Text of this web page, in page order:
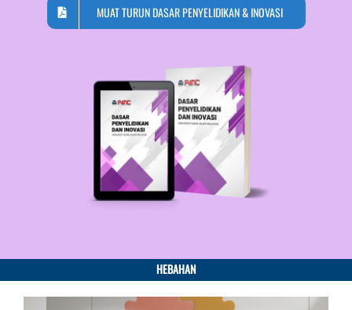
MUAT TURUN DASAR PENYELIDIKAN & INOVASI
HEBAHAN